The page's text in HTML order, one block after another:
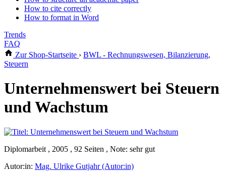
How to cite correctly
How to format in Word
Trends
FAQ
Zur Shop-Startseite › BWL - Rechnungswesen, Bilanzierung,
Steuern
Unternehmenswert bei Steuern
und Wachstum
Diplomarbeit , 2005 , 92 Seiten , Note: sehr gut
Autor:in: Mag. Ulrike Gutjahr (Autor:in)